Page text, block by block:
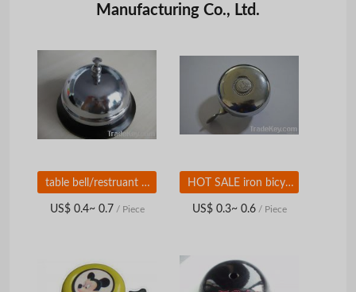
Manufacturing Co., Ltd.
table bell/restruant bell/call bell
US$ 0.4~ 0.7 / Piece
HOT SALE iron bicycle bell/metal bicycle bell
US$ 0.3~ 0.6/ Piece